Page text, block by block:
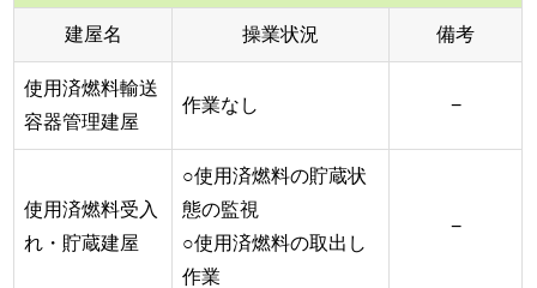
建屋名 操業状況 備考
使用済燃料輸送
容器管理建屋
作業なし −
使用済燃料受入
れ・貯蔵建屋
○使用済燃料の貯蔵状
態の監視
○使用済燃料の取出し
作業
−